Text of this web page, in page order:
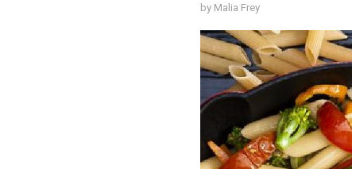
by Malia Frey